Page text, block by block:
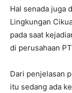
Hal senada juga
Lingkungan
pada saat
di perusahaan
Dari penjelasan
itu sedang ada